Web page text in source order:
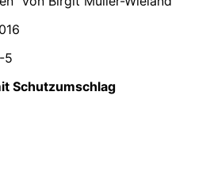
5
Schutzumschlag